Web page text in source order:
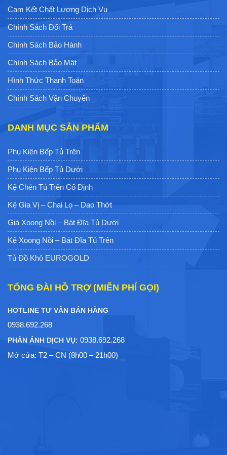
Cam Kết Chất Lượng Dịch Vụ
Chính Sách Đổi Trả
Chính Sách Bảo Hành
Chính Sách Bảo Mật
Hình Thức Thanh Toán
Chính Sách Vận Chuyển
DANH MỤC SẢN PHẨM
Phụ Kiện Bếp Tủ Trên
Phụ Kiện Bếp Tủ Dưới
Kệ Chén Tủ Trên Cố Định
Kệ Gia Vị – Chai Lọ – Dao Thớt
Giá Xoong Nồi – Bát Đĩa Tủ Dưới
Kệ Xoong Nồi – Bát Đĩa Tủ Trên
Tủ Đồ Khô EUROGOLD
TỔNG ĐÀI HỖ TRỢ (MIỄN PHÍ GỌI)
HOTLINE TƯ VẤN BÁN HÀNG
0938.692.268
PHẢN ÁNH DỊCH VỤ: 0938.692.268
Mở cửa: T2 – CN (8h00 – 21h00)